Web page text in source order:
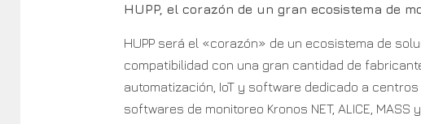
HUPP, el corazón de un gran ecosistema de
HUPP será el «corazón» de un ecosistema de
compatibilidad con una gran cantidad de
automatización, IoT y software dedicado a
softwares de monitoreo Kronos NET, ALICE,